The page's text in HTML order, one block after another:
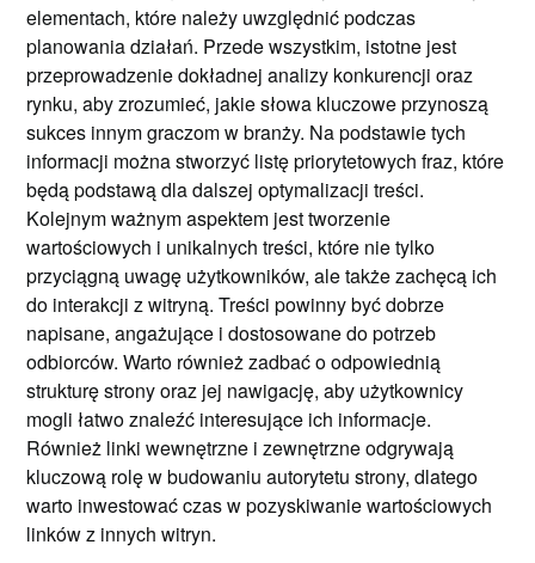
elementach, które należy uwzględnić podczas
planowania działań. Przede wszystkim, istotne jest
przeprowadzenie dokładnej analizy konkurencji oraz
rynku, aby zrozumieć, jakie słowa kluczowe przynoszą
sukces innym graczom w branży. Na podstawie tych
informacji można stworzyć listę priorytetowych fraz, które
będą podstawą dla dalszej optymalizacji treści.
Kolejnym ważnym aspektem jest tworzenie
wartościowych i unikalnych treści, które nie tylko
przyciągną uwagę użytkowników, ale także zachęcą ich
do interakcji z witryną. Treści powinny być dobrze
napisane, angażujące i dostosowane do potrzeb
odbiorców. Warto również zadbać o odpowiednią
strukturę strony oraz jej nawigację, aby użytkownicy
mogli łatwo znaleźć interesujące ich informacje.
Również linki wewnętrzne i zewnętrzne odgrywają
kluczową rolę w budowaniu autorytetu strony, dlatego
warto inwestować czas w pozyskiwanie wartościowych
linków z innych witryn.